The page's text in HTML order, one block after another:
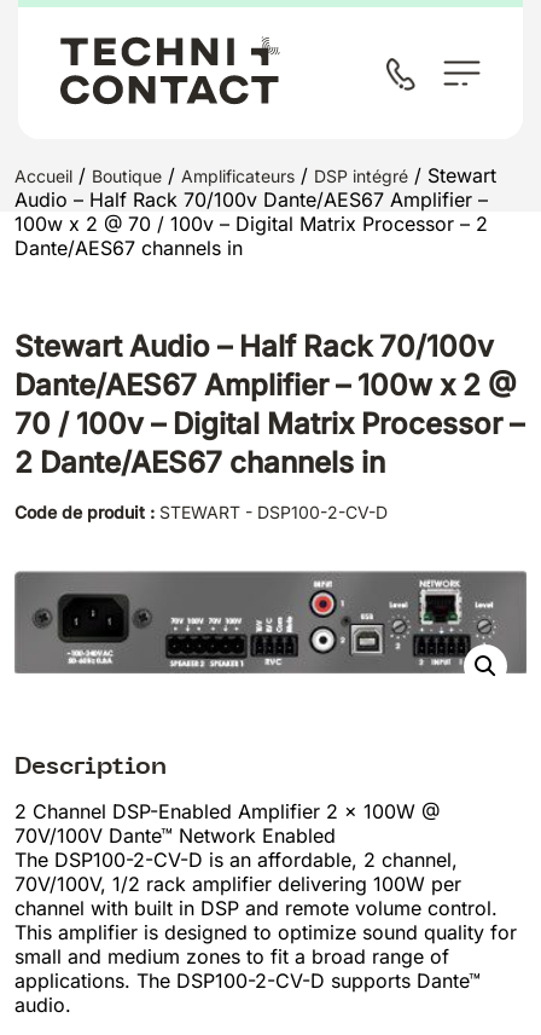
Accueil / Boutique / Amplificateurs / DSP intégré / Stewart
Audio – Half Rack 70/100v Dante/AES67 Amplifier –
100w x 2 @ 70 / 100v – Digital Matrix Processor – 2
Dante/AES67 channels in
Stewart Audio – Half Rack 70/100v
Dante/AES67 Amplifier – 100w x 2 @
70 / 100v – Digital Matrix Processor –
2 Dante/AES67 channels in
Code de produit : STEWART - DSP100-2-CV-D
Description
2 Channel DSP-Enabled Amplifier 2 x 100W @
70V/100V Dante™ Network Enabled
The DSP100-2-CV-D is an affordable, 2 channel,
70V/100V, 1/2 rack amplifier delivering 100W per
channel with built in DSP and remote volume control.
This amplifier is designed to optimize sound quality for
small and medium zones to fit a broad range of
applications. The DSP100-2-CV-D supports Dante™
audio.